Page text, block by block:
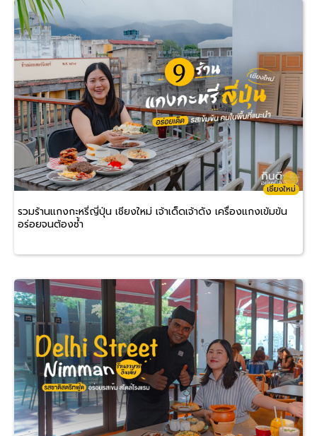
เชียงใหม่
รวมร้านแกงกะหรี่ญี่ปุ่น เชียงใหม่ เจ้าเด็ดเจ้าดัง เครื่องแกงเข้มข้น
อร่อยจนต้องซ้ำ